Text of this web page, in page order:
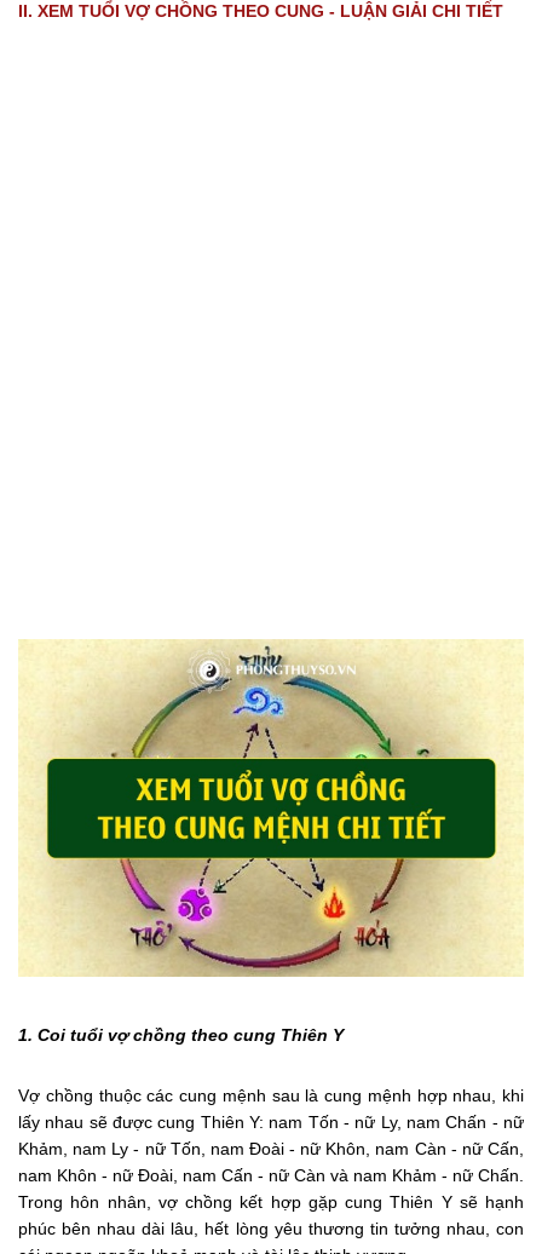
II. XEM TUỔI VỢ CHỒNG THEO CUNG - LUẬN GIẢI CHI TIẾT
1. Coi tuổi vợ chồng theo cung Thiên Y
Vợ chồng thuộc các cung mệnh sau là cung mệnh hợp nhau, khi
lấy nhau sẽ được cung Thiên Y: nam Tốn - nữ Ly, nam Chấn - nữ
Khảm, nam Ly - nữ Tốn, nam Đoài - nữ Khôn, nam Càn - nữ Cấn,
nam Khôn - nữ Đoài, nam Cấn - nữ Càn và nam Khảm - nữ Chấn.
Trong hôn nhân, vợ chồng kết hợp gặp cung Thiên Y sẽ hạnh
phúc bên nhau dài lâu, hết lòng yêu thương tin tưởng nhau, con